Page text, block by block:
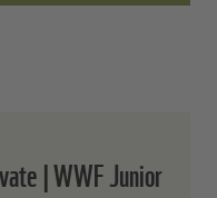
| WWF Junior